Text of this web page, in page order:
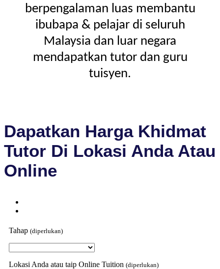
berpengalaman luas membantu
ibubapa & pelajar di seluruh
Malaysia dan luar negara
mendapatkan tutor dan guru
tuisyen.
Dapatkan Harga Khidmat
Tutor Di Lokasi Anda Atau
Online
Tahap (diperlukan)
Lokasi Anda atau taip Online Tuition (diperlukan)